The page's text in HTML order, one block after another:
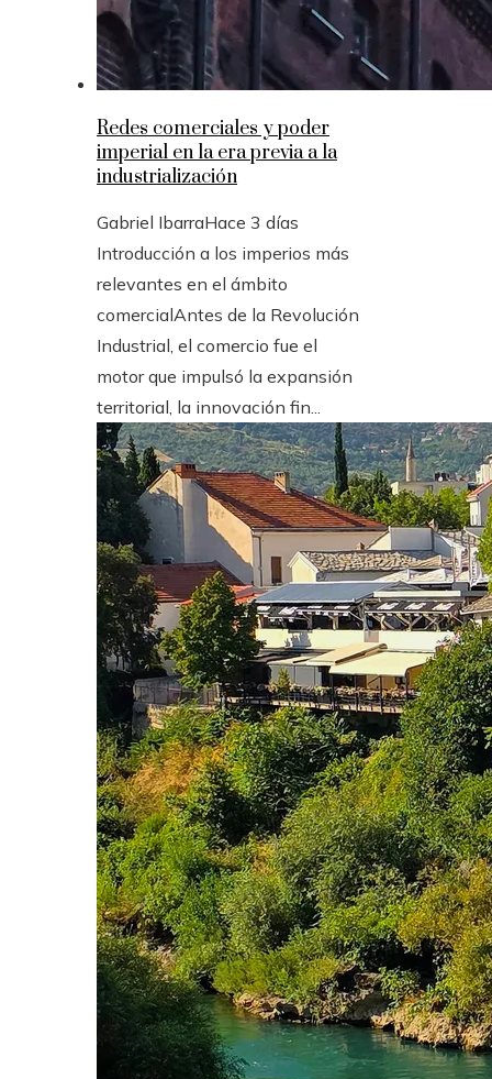
Redes comerciales y poder
imperial en la era previa a la
industrialización
Gabriel IbarraHace 3 días
Introducción a los imperios más
relevantes en el ámbito
comercialAntes de la Revolución
Industrial, el comercio fue el
motor que impulsó la expansión
territorial, la innovación fin...